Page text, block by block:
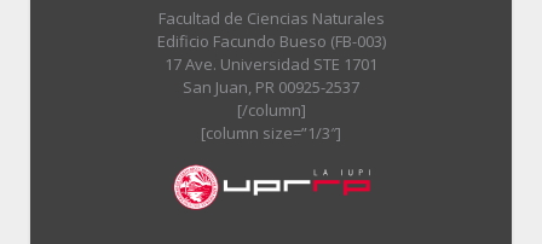
Facultad de Ciencias Naturales
Edificio Facundo Bueso (FB-003)
17 Ave. Universidad STE 1701
San Juan, PR 00925-2537
[/column]
[column size=”1/3″]